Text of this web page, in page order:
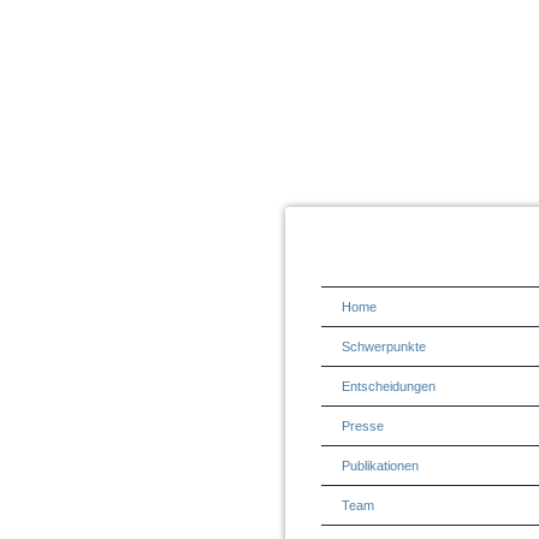
Home
Schwerpunkte
Entscheidungen
Presse
Publikationen
Team